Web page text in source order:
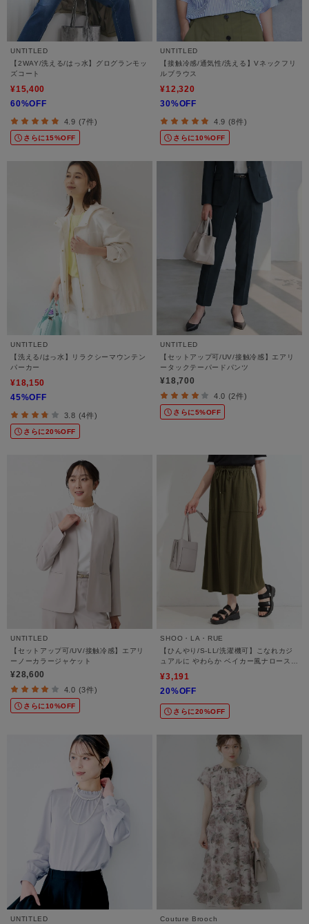
UNTITLED
【2WAY/洗える/はっ水】グログランモッ
ズコート
¥15,400
60%OFF
4.9 (7件)
さらに15%OFF
UNTITLED
【接触冷感/通気性/洗える】Vネックフリ
ルブラウス
¥12,320
30%OFF
4.9 (8件)
さらに10%OFF
UNTITLED
【洗える/はっ水】リラクシーマウンテン
パーカー
¥18,150
45%OFF
3.8 (4件)
さらに20%OFF
UNTITLED
【セットアップ可/UV/接触冷感】エアリ
ータックテーパードパンツ
¥18,700
4.0 (2件)
さらに5%OFF
UNTITLED
【セットアップ可/UV/接触冷感】エアリ
ーノーカラージャケット
¥28,600
4.0 (3件)
さらに10%OFF
SHOO・LA・RUE
【ひんやり/S-LL/洗濯機可】こなれカジ
ュアルに やわらか ベイカー風ナロースカ
ート
¥3,191
20%OFF
さらに20%OFF
UNTITLED Couture Brooch